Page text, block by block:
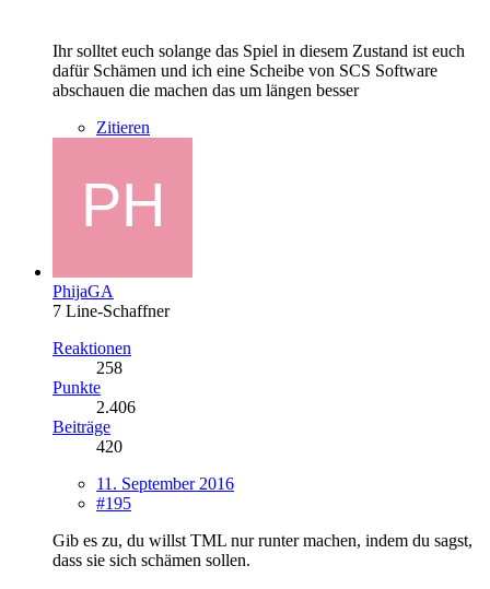
Ihr solltet euch solange das Spiel in diesem Zustand ist euch
dafür Schämen und ich eine Scheibe von SCS Software
abschauen die machen das um längen besser
Zitieren
PhijaGA
7 Line-Schaffner
Reaktionen
258
Punkte
2.406
Beiträge
420
11. September 2016
#195
Gib es zu, du willst TML nur runter machen, indem du sagst,
dass sie sich schämen sollen.